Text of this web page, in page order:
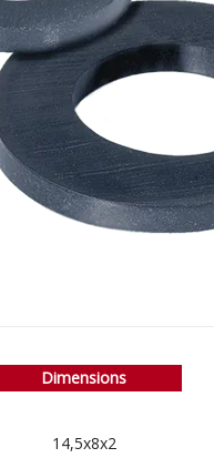
Dimensions
14,5x8x2